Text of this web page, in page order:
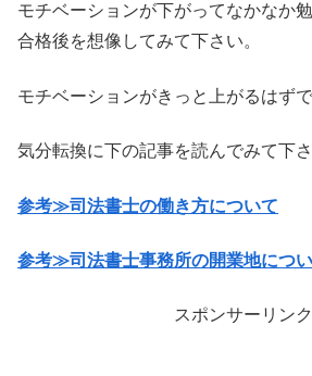
モチベーションが下がってなかなか
合格後を想像してみて下さい。
モチベーションがきっと上がるはずで
気分転換に下の記事を読んでみて下さ
参考≫司法書士の働き方について
参考≫司法書士事務所の開業地につ
スポンサーリンク